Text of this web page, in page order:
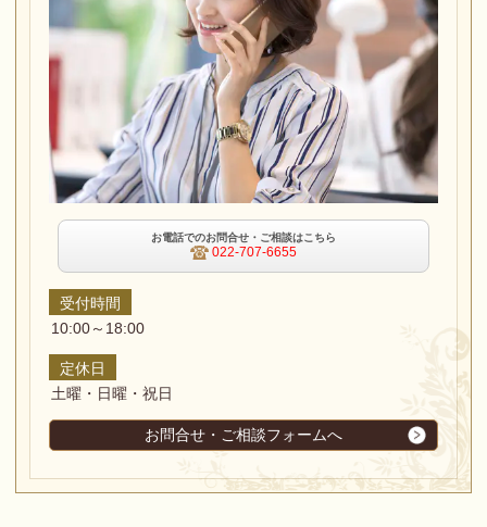
お電話でのお問合せ・ご相談はこちら
022-707-6655
受付時間
10:00～18:00
定休日
土曜・日曜・祝日
お問合せ・ご相談フォームへ